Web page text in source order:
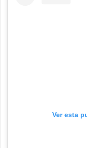
Ver esta